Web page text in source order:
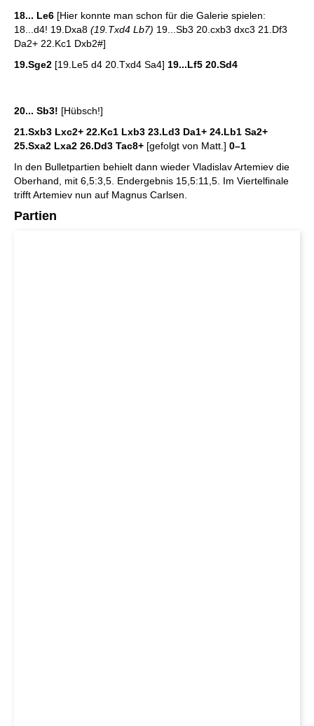
18... Le6 [Hier konnte man schon für die Galerie spielen:
18...d4! 19.Dxa8 (19.Txd4 Lb7) 19...Sb3 20.cxb3 dxc3 21.Df3
Da2+ 22.Kc1 Dxb2#]
19.Sge2 [19.Le5 d4 20.Txd4 Sa4] 19...Lf5 20.Sd4
20... Sb3! [Hübsch!]
21.Sxb3 Lxc2+ 22.Kc1 Lxb3 23.Ld3 Da1+ 24.Lb1 Sa2+
25.Sxa2 Lxa2 26.Dd3 Tac8+ [gefolgt von Matt.] 0–1
In den Bulletpartien behielt dann wieder Vladislav Artemiev die
Oberhand, mit 6,5:3,5. Endergebnis 15,5:11,5. Im Viertelfinale
trifft Artemiev nun auf Magnus Carlsen.
Partien